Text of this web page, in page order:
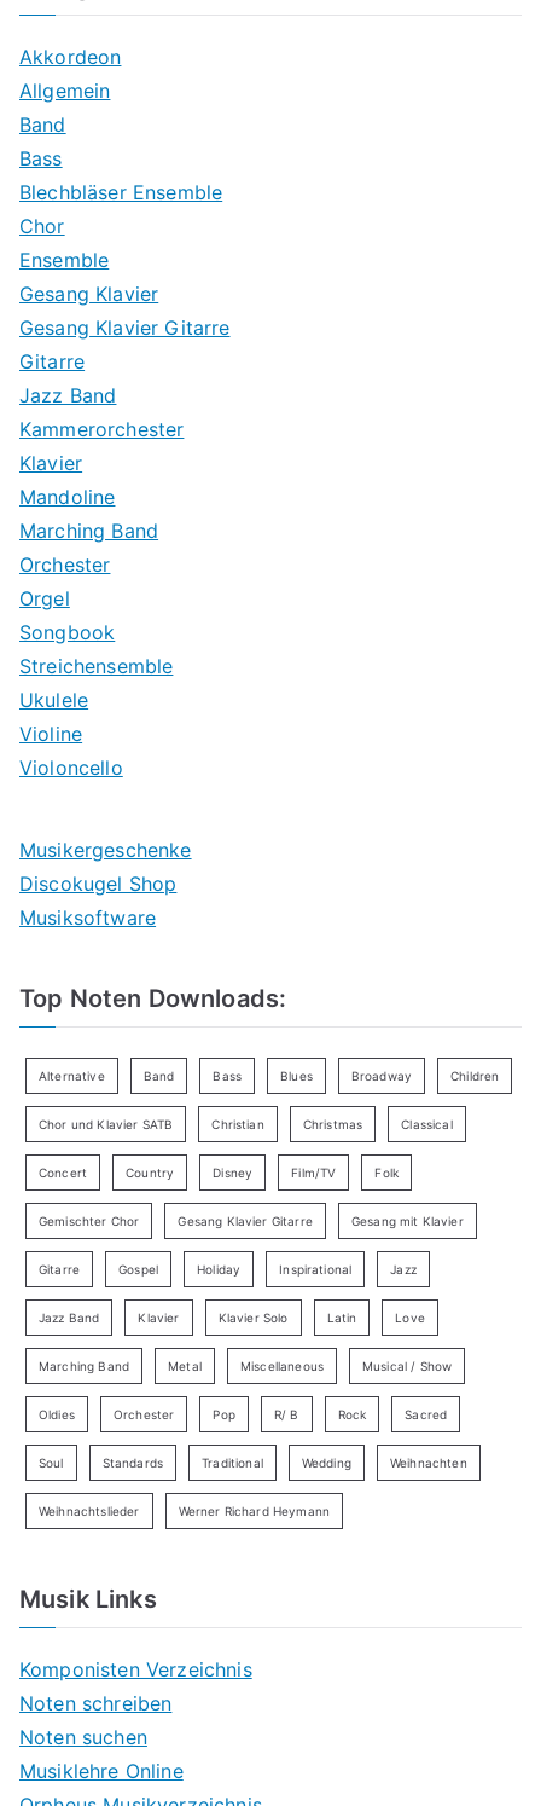
Akkordeon
Allgemein
Band
Bass
Blechbläser Ensemble
Chor
Ensemble
Gesang Klavier
Gesang Klavier Gitarre
Gitarre
Jazz Band
Kammerorchester
Klavier
Mandoline
Marching Band
Orchester
Orgel
Songbook
Streichensemble
Ukulele
Violine
Violoncello
Musikergeschenke
Discokugel Shop
Musiksoftware
Top Noten Downloads:
Alternative Band Bass Blues Broadway Children
Chor und Klavier SATB Christian Christmas Classical
Concert Country Disney Film/TV Folk
Gemischter Chor Gesang Klavier Gitarre Gesang mit Klavier
Gitarre Gospel Holiday Inspirational Jazz
Jazz Band Klavier Klavier Solo Latin Love
Marching Band Metal Miscellaneous Musical / Show
Oldies Orchester Pop R/ B Rock Sacred
Soul Standards Traditional Wedding Weihnachten
Weihnachtslieder Werner Richard Heymann
Musik Links
Komponisten Verzeichnis
Noten schreiben
Noten suchen
Musiklehre Online